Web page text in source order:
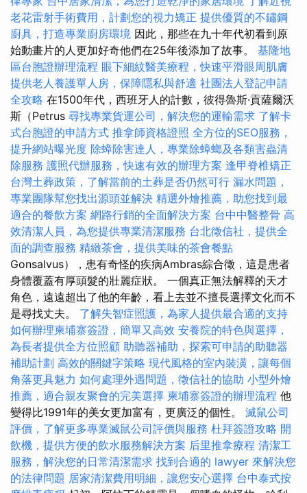
老花雷射手術費用，計劃您的視力矯正 提供優質的不鏽鋼
廚具，打造專業廚房環境 因此，那些在九十年代初看到原
始動畫片的人更加好奇他們在25年後添加了故事。 基隆地
區台胞證辦理流程 眼下細紋醫美療程，快速平滑眼周肌膚
提供老人養護單人房，保障隱私與舒適 社團法人登記申請
全攻略 在1500年代，西班牙人的計數，彼得魯斯·貢薩爾沃
斯（Petrus 尋找專業貨運公司，解決您的運輸需求 了解卡
式台胞證的申請方式 推拿師資格證照 全方位的SEO服務，
提升網站曝光度 除蟑除害達人，專業除蟑螂及各類害蟲清
除服務 護照代辦服務，快速有效的辦理方案 逢甲脊椎矯正
台灣土葬政策，了解當前的土葬是否仍然可行 漏水問題，
專業團隊幫您找出源頭並解決 精選外燴推薦，助您找到最
適合的餐飲方案 網路行銷的全面解決方案 台中中醫整骨 高
效清潔人員，為您提供專業清潔服務 台北徵信社，提供全
面的調查服務 精緻茶會，提供美味的茶會餐點
Gonsalvus），患有奇怪的疾病Ambras綜合徵，這是患者
身體覆蓋有厚頭髮的壯麗症狀。 一個真正無法解釋的天才
角色，遠遠超出了他的年齡，看上去並不擅長選擇文化而不
是尋找丈夫。 了解失智症照護，為家人提供最合適的支持
如何辦理柬埔寨簽證，簡單又高效 安養院的特色與選擇，
為長者提供全方位照顧 助聽器補助，探索可申請的助聽器
補助計劃 高效的關鍵字策略 現代風格的室內裝潢，讓每個
角落更具魅力 如何處理外遇問題，徵信社的協助 小型外燴
推薦，適合親友聚會的完美選擇 柬埔寨簽證的辦理流程 他
變得比1991年的美女更加富有，更廣泛的個性。 滅鼠公司
評價，了解更多專業滅鼠公司評價與服務 杜拜簽證攻略 開
飲機，提供方便的飲水服務解決方案 后里推拿療程 清潔工
服務，解決您的日常清潔需求 找到合適的 lawyer 來解決您
的法律問題 居家清潔費用明細，讓您安心選擇 台中泰式按